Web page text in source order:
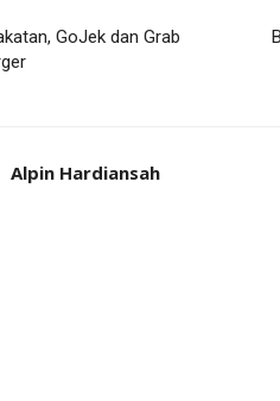
GoJek dan Grab
Alpin Hardiansah